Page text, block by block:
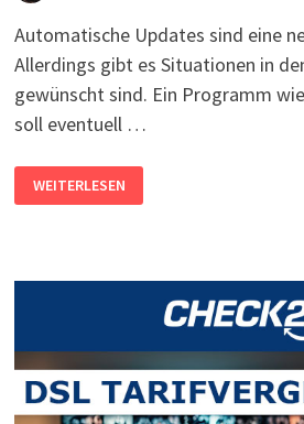
Automatische Updates sind eine
Allerdings gibt es Situationen in
gewünscht sind. Ein Programm
soll eventuell …
CHROME:
UPDATES
WEITERLESEN